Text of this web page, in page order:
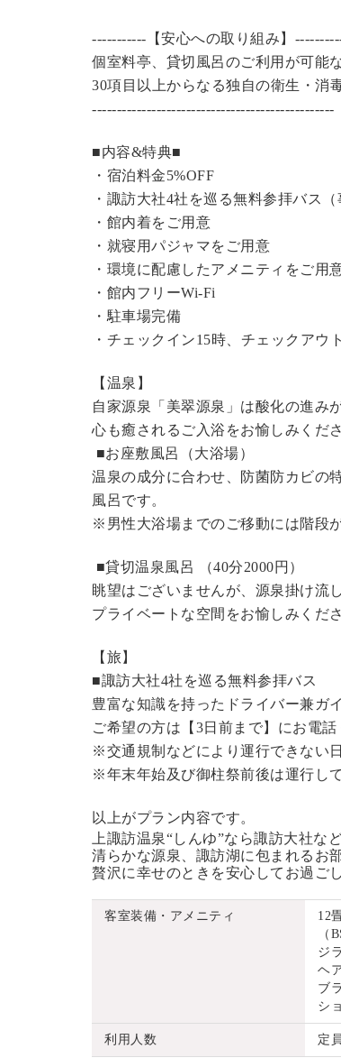
-----------【安心への取り組み】
個室料亭、貸切風呂のご利用が可能
30項目以上からなる独自の衛生・消
-------------------------------------------------
■内容&特典■
・宿泊料金5%OFF
・諏訪大社4社を巡る無料参拝バス（
・館内着をご用意
・就寝用パジャマをご用意
・環境に配慮したアメニティをご用
・館内フリーWi-Fi
・駐車場完備
・チェックイン15時、チェックアウ
【温泉】
自家源泉「美翠源泉」は酸化の進み
心も癒されるご入浴をお愉しみくださ
■お座敷風呂（大浴場）
温泉の成分に合わせ、防菌防カビの
風呂です。
※男性大浴場までのご移動には階段
■貸切温泉風呂 （40分2000円）
眺望はございませんが、源泉掛け流
プライベートな空間をお愉しみくだ
【旅】
■諏訪大社4社を巡る無料参拝バス
豊富な知識を持ったドライバー兼ガ
ご希望の方は【3日前まで】にお電話
※交通規制などにより運行できない
※年末年始及び御柱祭前後は運行し
以上がプラン内容です。
上諏訪温泉“しんゆ”なら諏訪大社な
清らかな源泉、諏訪湖に包まれるお
贅沢に幸せのときを安心してお過ご
客室装備・アメニティ
12
（
ジ
ヘ
ブ
シ
利用人数 定